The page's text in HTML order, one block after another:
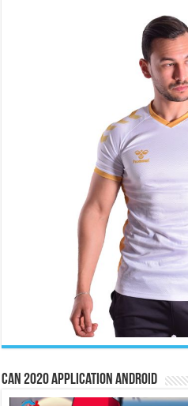
CAN 2020 Application Android